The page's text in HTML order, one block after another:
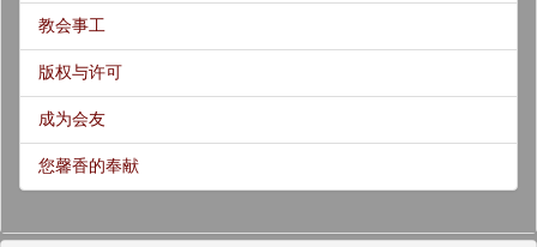
教会事工
版权与许可
成为会友
您馨香的奉献